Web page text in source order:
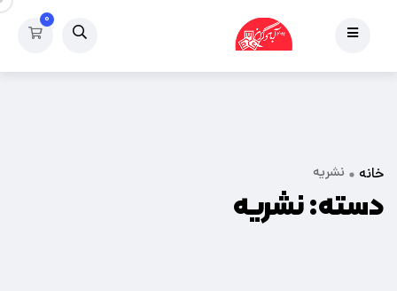
۰
خانه نشریه
دسته:نشریه